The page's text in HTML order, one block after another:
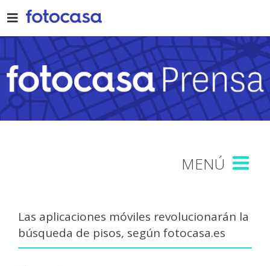
to
content
Las aplicaciones móviles revolucionarán la
búsqueda de pisos, según fotocasa.es